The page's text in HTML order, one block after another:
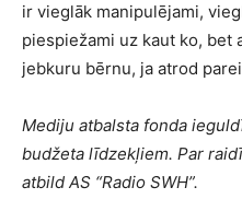
ir vieglāk manipulējami,
piespiežami uz kaut ko, bet
jebkuru bērnu, ja atrod
Mediju atbalsta fonda
budžeta līdzekļiem. Par
atbild AS “Radio SWH”.